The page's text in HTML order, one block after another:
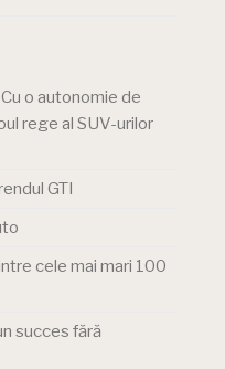
o autonomie de
rege al SUV-urilor
GTI
cele mai mari 100
succes fără